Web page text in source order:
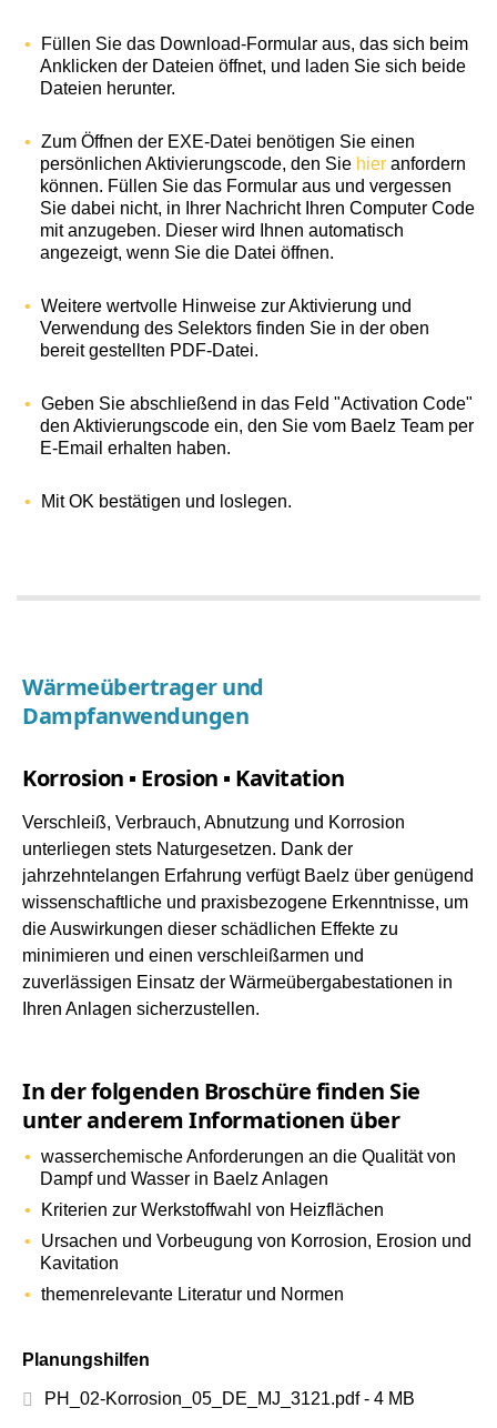
Füllen Sie das Download-Formular aus, das sich beim
Anklicken der Dateien öffnet, und laden Sie sich beide
Dateien herunter.
Zum Öffnen der EXE-Datei benötigen Sie einen
persönlichen Aktivierungscode, den Sie hier anfordern
können. Füllen Sie das Formular aus und vergessen
Sie dabei nicht, in Ihrer Nachricht Ihren Computer Code
mit anzugeben. Dieser wird Ihnen automatisch
angezeigt, wenn Sie die Datei öffnen.
Weitere wertvolle Hinweise zur Aktivierung und
Verwendung des Selektors finden Sie in der oben
bereit gestellten PDF-Datei.
Geben Sie abschließend in das Feld "Activation Code"
den Aktivierungscode ein, den Sie vom Baelz Team per
E-Email erhalten haben.
Mit OK bestätigen und loslegen.
Wärmeübertrager und
Dampfanwendungen
Korrosion ▪ Erosion ▪ Kavitation
Verschleiß, Verbrauch, Abnutzung und Korrosion
unterliegen stets Naturgesetzen. Dank der
jahrzehntelangen Erfahrung verfügt Baelz über genügend
wissenschaftliche und praxisbezogene Erkenntnisse, um
die Auswirkungen dieser schädlichen Effekte zu
minimieren und einen verschleißarmen und
zuverlässigen Einsatz der Wärmeübergabestationen in
Ihren Anlagen sicherzustellen.
In der folgenden Broschüre finden Sie
unter anderem Informationen über
wasserchemische Anforderungen an die Qualität von
Dampf und Wasser in Baelz Anlagen
Kriterien zur Werkstoffwahl von Heizflächen
Ursachen und Vorbeugung von Korrosion, Erosion und
Kavitation
themenrelevante Literatur und Normen
Planungshilfen
PH_02-Korrosion_05_DE_MJ_3121.pdf - 4 MB